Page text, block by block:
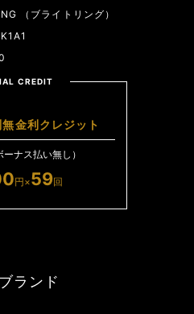
（ブライトリング）
CREDIT
金利クレジット
ナス払い無し）
円×59回
ランド